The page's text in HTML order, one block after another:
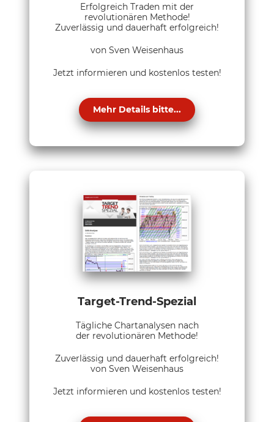
Erfolgreich Traden mit der
revolutionären Methode!
Zuverlässig und dauerhaft erfolgreich!
von Sven Weisenhaus
Jetzt informieren und kostenlos testen!
Mehr Details bitte...
Target-Trend-Spezial
Tägliche Chartanalysen nach
der revolutionären Methode!
Zuverlässig und dauerhaft erfolgreich!
von Sven Weisenhaus
Jetzt informieren und kostenlos testen!